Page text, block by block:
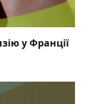
у Франції